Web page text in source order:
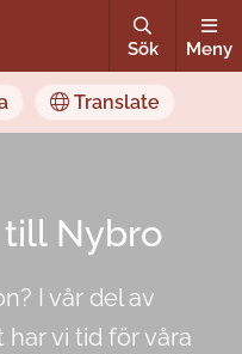
Sök Meny
Translate
Nybro
I vår del av
har vi tid för våra